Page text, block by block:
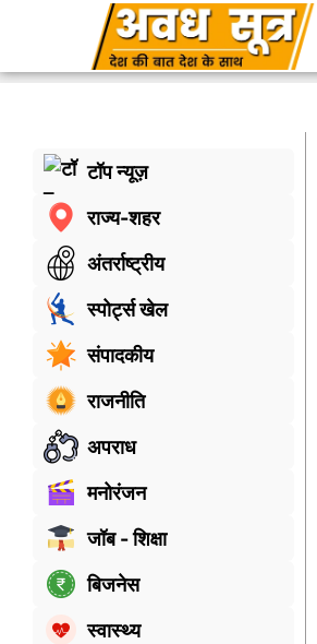
टॉप न्यूज़
राज्य-शहर
अंतर्राष्ट्रीय
स्पोर्ट्स खेल
संपादकीय
राजनीति
अपराध
मनोरंजन
जॉब - शिक्षा
बिजनेस
स्वास्थ्य